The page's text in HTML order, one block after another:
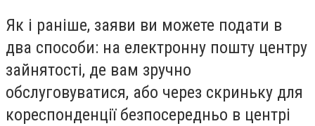
Як і раніше, заяви ви можете подати в
два способи: на електронну пошту центру
зайнятості, де вам зручно
обслуговуватися, або через скриньку для
кореспонденції безпосередньо в центрі